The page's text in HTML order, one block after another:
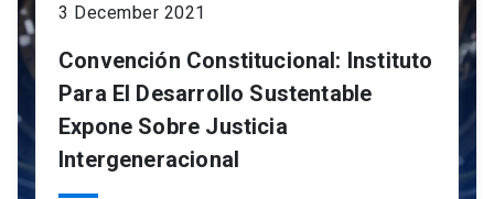
3 December 2021
Convención Constitucional: Instituto
Para El Desarrollo Sustentable
Expone Sobre Justicia
Intergeneracional